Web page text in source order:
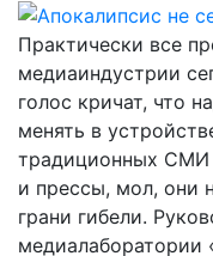
Практически все
медиаиндустрии
голос кричат, что
менять в
традиционных
и прессы, мол, они
грани гибели.
медиалаборатории